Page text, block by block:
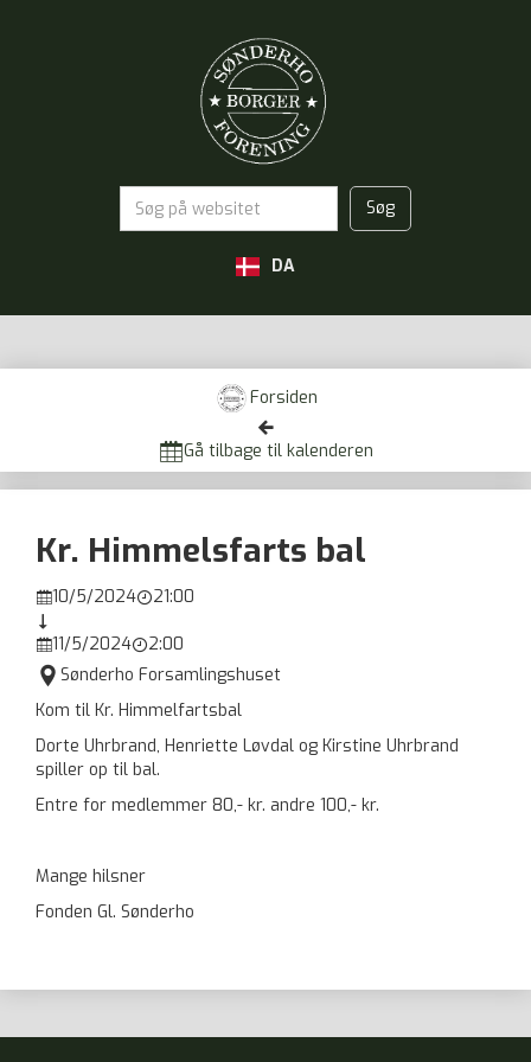
DA
Forsiden

Gå tilbage til kalenderen
Kr. Himmelsfarts bal
10/5/202421:00

11/5/20242:00
 Sønderho Forsamlingshuset
Kom til Kr. Himmelfartsbal
Dorte Uhrbrand, Henriette Løvdal og Kirstine Uhrbrand
spiller op til bal.
Entre for medlemmer 80,- kr. andre 100,- kr.
Mange hilsner
Fonden Gl. Sønderho